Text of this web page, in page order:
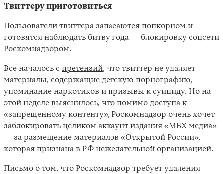
Твиттеру приготовиться
Пользователи твиттера запасаются попкорном и
готовятся наблюдать битву года — блокировку соцсети
Роскомнадзором.
Все началось с претензий, что твиттер не удаляет
материалы, содержащие детскую порнографию,
упоминание наркотиков и призывы к суициду. Но на
этой неделе выяснилось, что помимо доступа к
«запрещенному контенту», Роскомнадзор очень хочет
заблокировать целиком аккаунт издания «МБХ медиа»
— за размещение материалов «Открытой России»,
которая признана в РФ нежелательной организацией.
Письмо о том, что Роскомнадзор требует удаления